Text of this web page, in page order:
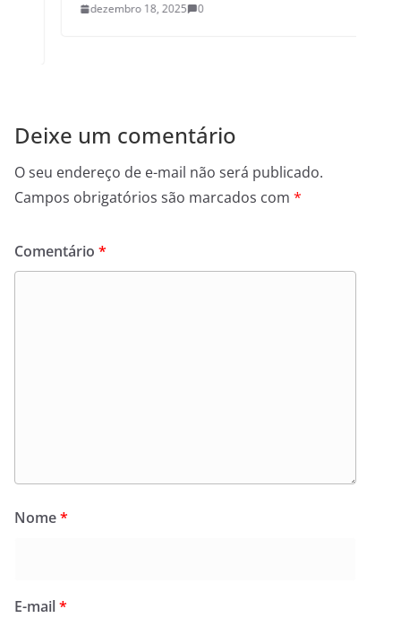
dezembro 18, 2025 0
Deixe um comentário
O seu endereço de e-mail não será publicado.
Campos obrigatórios são marcados com *
Comentário *
Nome*
E-mail*